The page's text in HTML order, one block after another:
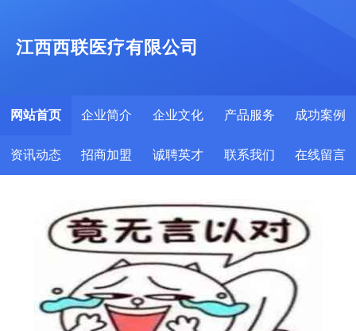
江西西联医疗有限公司
网站首页 企业简介 企业文化 产品服务 成功案例
资讯动态 招商加盟 诚聘英才 联系我们 在线留言